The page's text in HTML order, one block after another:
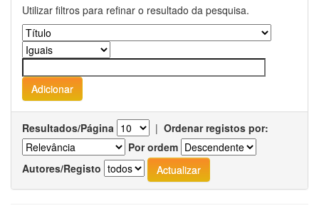
Utilizar filtros para refinar o resultado da pesquisa.
Resultados/Página | Ordenar registos por:
Por ordem
Autores/Registo